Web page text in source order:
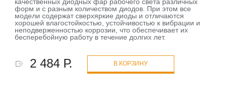
форм и с разным количеством диодов. При этом все
модели содержат сверхяркие диоды и отличаются
хорошей влагостойкостью, устойчивостью к вибрации и
неподверженностью коррозии, что обеспечивает их
бесперебойную работу в течение долгих лет.
2 484 Р. В КОРЗИНУ